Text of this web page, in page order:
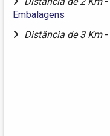
Embalagens
Distância de 3 Km -